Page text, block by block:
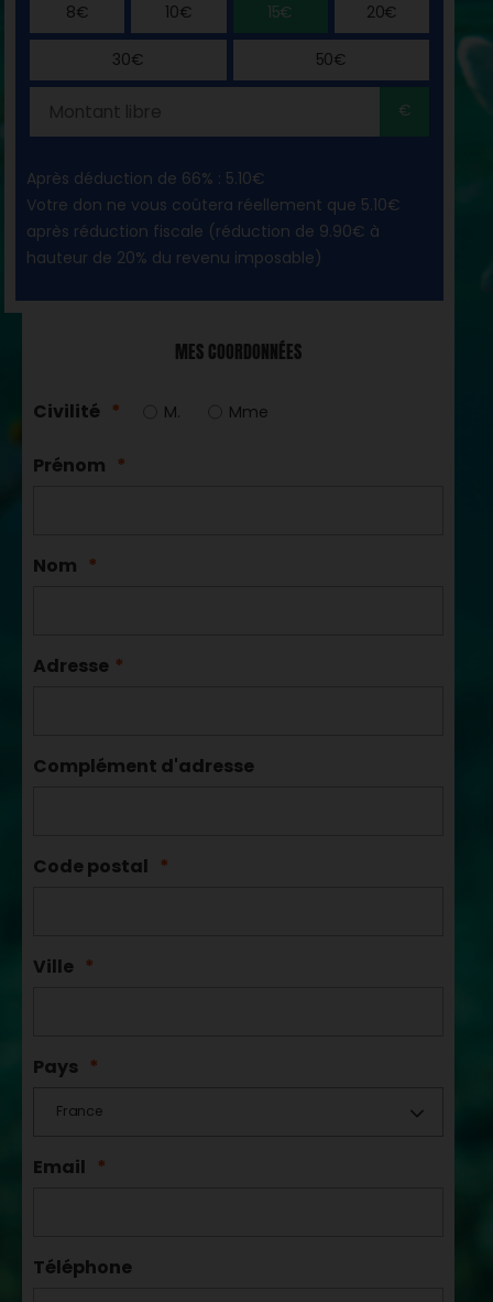
8€ 10€ 15€
20€
30€
50€
€
Après déduction de 66% : 5.10€
Votre don ne vous coûtera réellement que 5.10€
après réduction fiscale (réduction de 9.90€ à
hauteur de 20% du revenu imposable)
MES COORDONNÉES
Civilité * M. Mme
Prénom *
Nom *
Adresse *
Complément d'adresse
Code postal *
Ville *
Pays *
France
Email *
Téléphone